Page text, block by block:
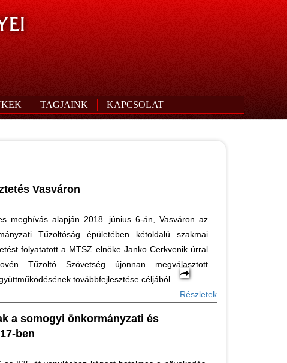
TAGJAINK KAPCSOLAT
Vasváron
meghívás alapján 2018. június 6-án, Vasváron az
Tűzoltóság épületében kétoldalú szakmai
folyatatott a MTSZ elnöke Janko Cerkvenik úrral
Tűzoltó Szövetség újonnan megválasztott
továbbfejlesztése céljából.
Részletek
a somogyi önkormányzati és
ben